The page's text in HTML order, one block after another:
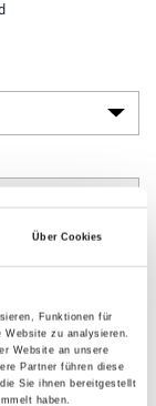
Über Cookies
Funktionen für
Website zu analysieren.
Website an unsere
Partner führen diese
Sie ihnen bereitgestellt
haben.